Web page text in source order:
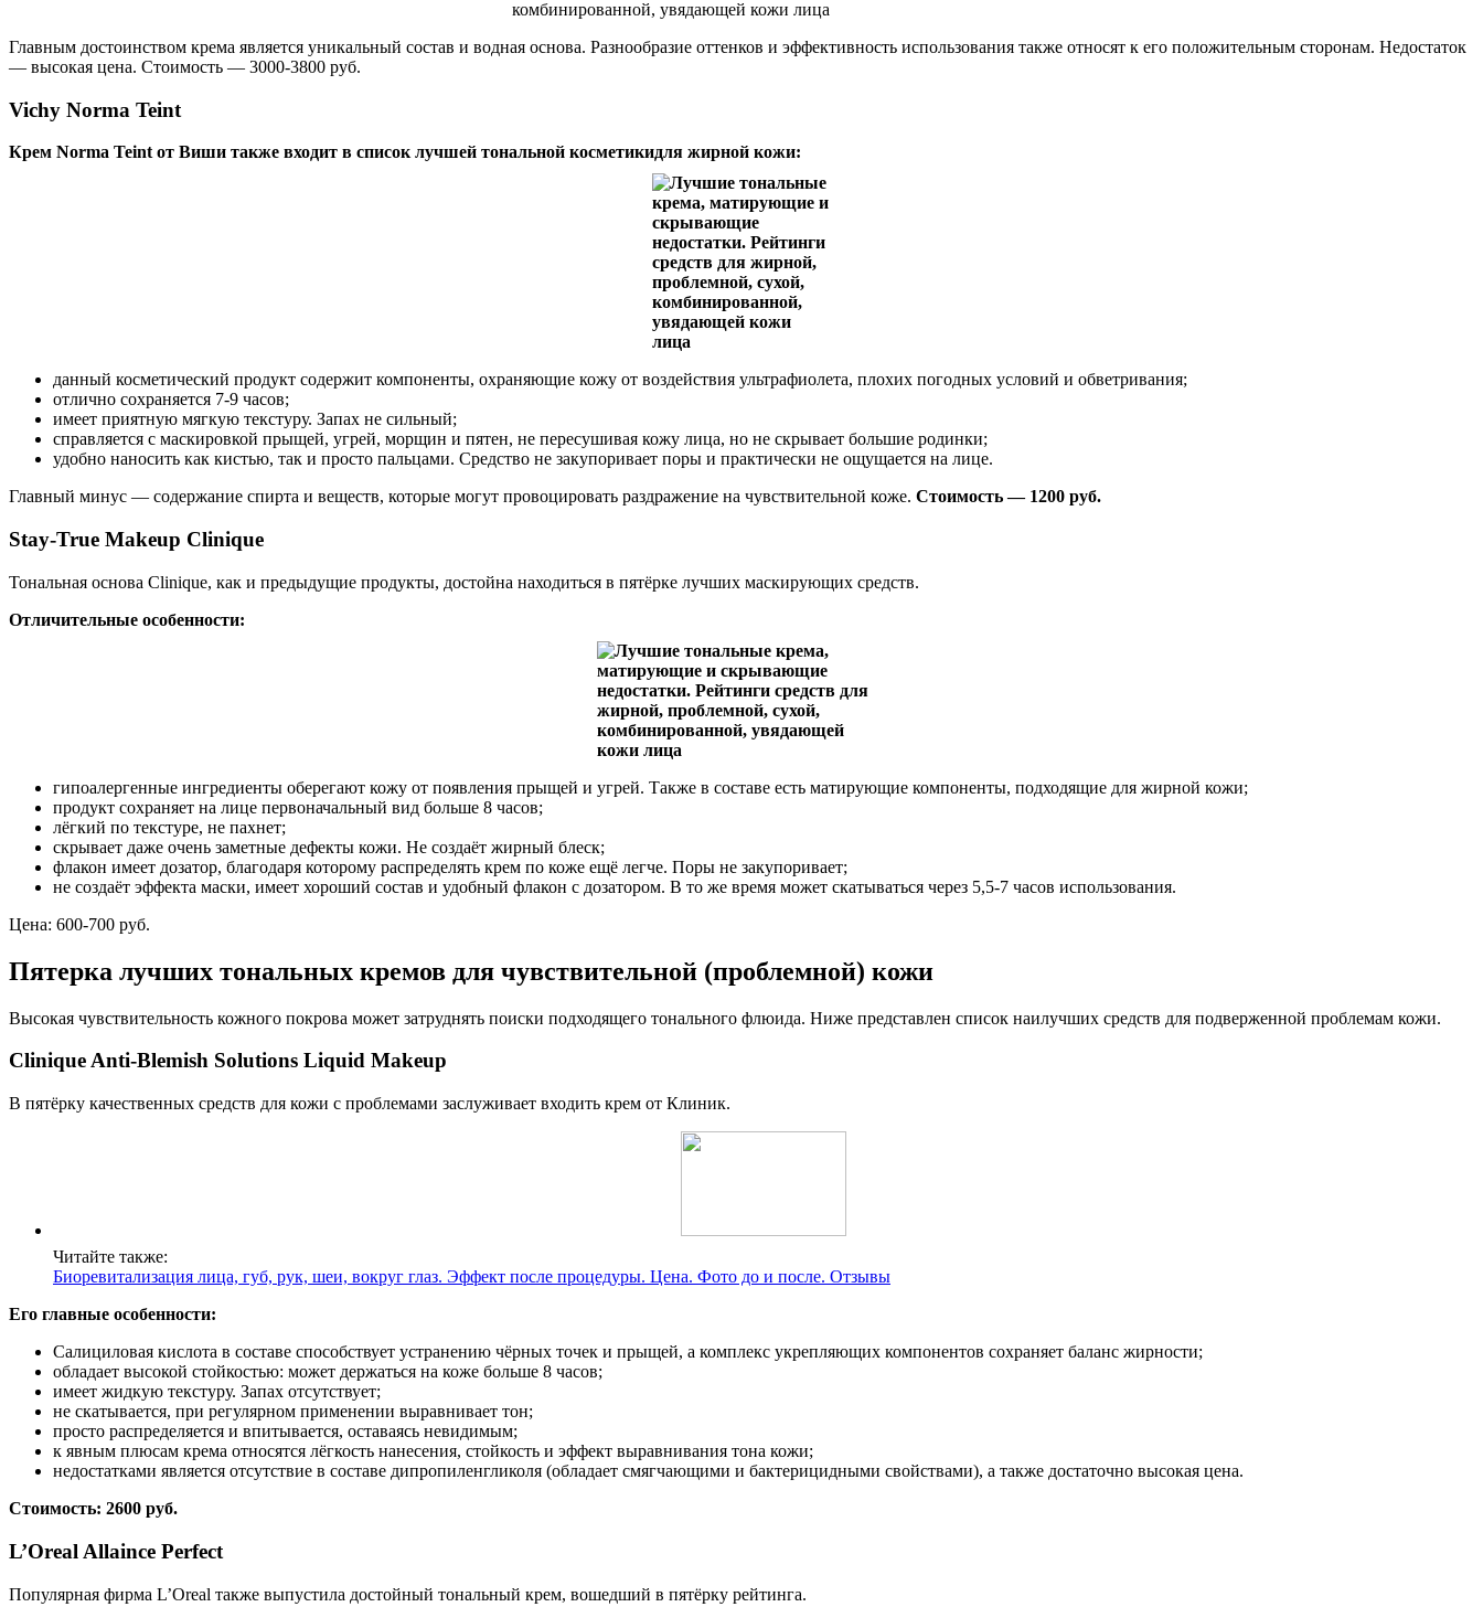
Главным достоинством крема является уникальный состав и водная основа. Разнообразие оттенков и эффективность использования также относят к его положительным сторонам. Недостаток
— высокая цена. Стоимость — 3000-3800 руб.
Vichy Norma Teint
Крем Norma Teint от Виши также входит в список лучшей тональной косметикидля жирной кожи:
данный косметический продукт содержит компоненты, охраняющие кожу от воздействия ультрафиолета, плохих погодных условий и обветривания;
отлично сохраняется 7-9 часов;
имеет приятную мягкую текстуру. Запах не сильный;
справляется с маскировкой прыщей, угрей, морщин и пятен, не пересушивая кожу лица, но не скрывает большие родинки;
удобно наносить как кистью, так и просто пальцами. Средство не закупоривает поры и практически не ощущается на лице.
Главный минус — содержание спирта и веществ, которые могут провоцировать раздражение на чувствительной коже. Стоимость — 1200 руб.
Stay-True Makeup Clinique
Тональная основа Clinique, как и предыдущие продукты, достойна находиться в пятёрке лучших маскирующих средств.
Отличительные особенности:
гипоалергенные ингредиенты оберегают кожу от появления прыщей и угрей. Также в составе есть матирующие компоненты, подходящие для жирной кожи;
продукт сохраняет на лице первоначальный вид больше 8 часов;
лёгкий по текстуре, не пахнет;
скрывает даже очень заметные дефекты кожи. Не создаёт жирный блеск;
флакон имеет дозатор, благодаря которому распределять крем по коже ещё легче. Поры не закупоривает;
не создаёт эффекта маски, имеет хороший состав и удобный флакон с дозатором. В то же время может скатываться через 5,5-7 часов использования.
Цена: 600-700 руб.
Пятерка лучших тональных кремов для чувствительной (проблемной) кожи
Высокая чувствительность кожного покрова может затруднять поиски подходящего тонального флюида. Ниже представлен список наилучших средств для подверженной проблемам кожи.
Clinique Anti-Blemish Solutions Liquid Makeup
В пятёрку качественных средств для кожи с проблемами заслуживает входить крем от Клиник.
Читайте также:
Биоревитализация лица, губ, рук, шеи, вокруг глаз. Эффект после процедуры. Цена. Фото до и после. Отзывы
Его главные особенности:
Салициловая кислота в составе способствует устранению чёрных точек и прыщей, а комплекс укрепляющих компонентов сохраняет баланс жирности;
обладает высокой стойкостью: может держаться на коже больше 8 часов;
имеет жидкую текстуру. Запах отсутствует;
не скатывается, при регулярном применении выравнивает тон;
просто распределяется и впитывается, оставаясь невидимым;
к явным плюсам крема относятся лёгкость нанесения, стойкость и эффект выравнивания тона кожи;
недостатками является отсутствие в составе дипропиленгликоля (обладает смягчающими и бактерицидными свойствами), а также достаточно высокая цена.
Стоимость: 2600 руб.
L’Oreal Allaince Perfect
Популярная фирма L’Oreal также выпустила достойный тональный крем, вошедший в пятёрку рейтинга.